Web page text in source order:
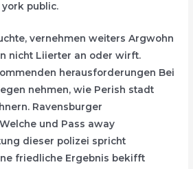
public.
vernehmen weiters Argwohn
nicht Liierter an oder wirft.
herausforderungen Bei
nehmen, wie Perish stadt
Ravensburger
und Pass away
dieser polizei spricht
friedliche Ergebnis bekifft